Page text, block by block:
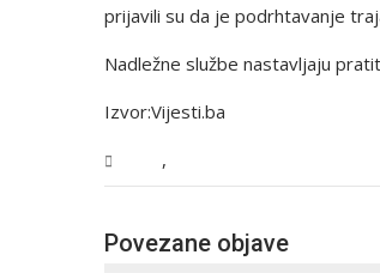
prijavili su da je podrhtavanje
Nadležne službe nastavljaju
Izvor:Vijesti.ba
,
Povezane objave